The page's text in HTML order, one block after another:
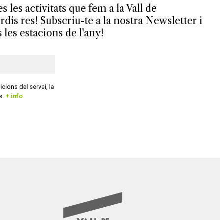
les activitats que fem a la Vall de
res! Subscriu-te a la nostra Newsletter i
les estacions de l'any!
del servei, la
+ info